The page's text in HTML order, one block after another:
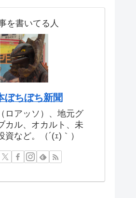
を書いてる人
ぼちぼち新聞
ロアッソ）、地元グ
カル、オカルト、未
資など。（´(ｪ)｀）